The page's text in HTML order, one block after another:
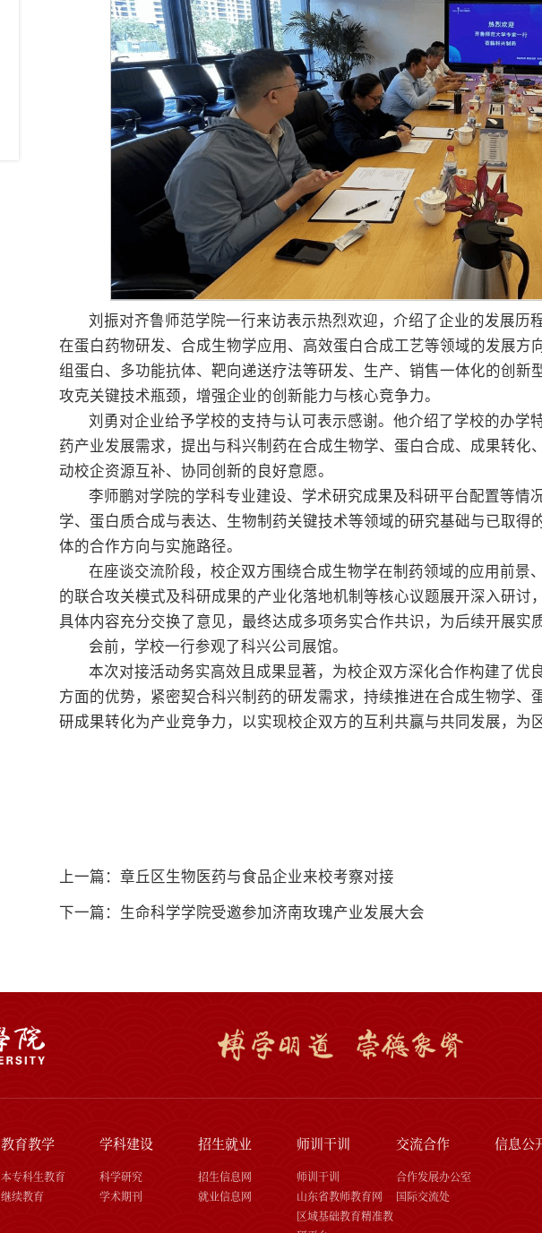
刘振对齐鲁师范学院一行来访表示热烈欢迎，介绍了企业的发展历
在蛋白药物研发、合成生物学应用、高效蛋白合成工艺等领域的发展方
组蛋白、多功能抗体、靶向递送疗法等研发、生产、销售一体化的创新
攻克关键技术瓶颈，增强企业的创新能力与核心竞争力。
刘勇对企业给予学校的支持与认可表示感谢。他介绍了学校的办学
药产业发展需求，提出与科兴制药在合成生物学、蛋白合成、成果转化
动校企资源互补、协同创新的良好意愿。
李师鹏对学院的学科专业建设、学术研究成果及科研平台配置等情
学、蛋白质合成与表达、生物制药关键技术等领域的研究基础与已取得
体的合作方向与实施路径。
在座谈交流阶段，校企双方围绕合成生物学在制药领域的应用前景
的联合攻关模式及科研成果的产业化落地机制等核心议题展开深入研
具体内容充分交换了意见，最终达成多项务实合作共识，为后续开展实
会前，学校一行参观了科兴公司展馆。
本次对接活动务实高效且成果显著，为校企双方深化合作构建了优
方面的优势，紧密契合科兴制药的研发需求，持续推进在合成生物学、
研成果转化为产业竞争力，以实现校企双方的互利共赢与共同发展，为
上一篇：章丘区生物医药与食品企业来校考察对接
下一篇：生命科学学院受邀参加济南玫瑰产业发展大会
教育教学
本专科生教育
继续教育
学科建设
科学研究
学术期刊
招生就业
招生信息网
就业信息网
师训干训
师训干训
山东省教师教育网
区域基础教育精准教
交流合作
合作发展办公室
国际交流处
信息公